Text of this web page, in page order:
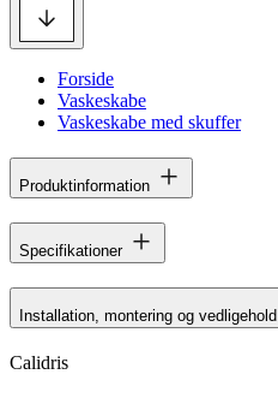
Forside
Vaskeskabe
Vaskeskabe med skuffer
Produktinformation
Specifikationer
Installation, montering og vedligehold
Calidris